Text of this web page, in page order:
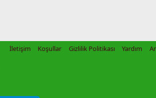
İletişim Koşullar Gizlilik Politikası Yardım